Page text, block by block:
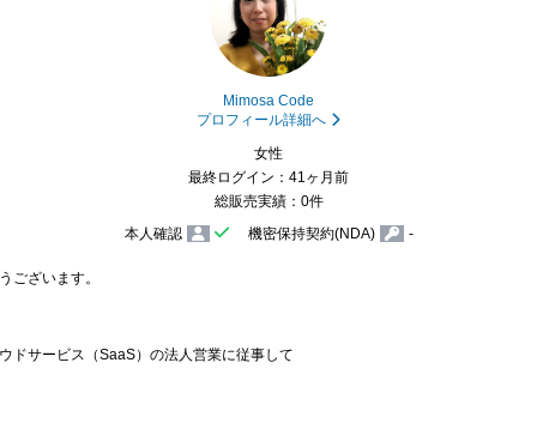
Mimosa Code
プロフィール詳細へ
女性
最終ログイン：41ヶ月前
総販売実績：0件
本人確認
機密保持契約(NDA) -
ございます。
ドサービス（SaaS）の法人営業に従事して